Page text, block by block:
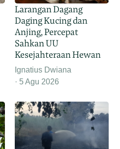
Larangan Dagang
Daging Kucing dan
Anjing, Percepat
Sahkan UU
Kesejahteraan Hewan
Ignatius Dwiana
5 Agu 2026